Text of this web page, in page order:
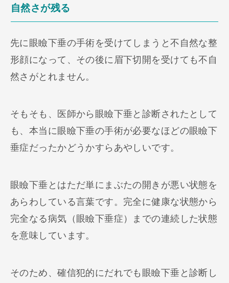
自然さが残る
先に眼瞼下垂の手術を受けてしまうと不自然な整
形顔になって、その後に眉下切開を受けても不自
然さがとれません。
そもそも、医師から眼瞼下垂と診断されたとして
も、本当に眼瞼下垂の手術が必要なほどの眼瞼下
垂症だったかどうかすらあやしいです。
眼瞼下垂とはただ単にまぶたの開きが悪い状態を
あらわしている言葉です。完全に健康な状態から
完全なる病気（眼瞼下垂症）までの連続した状態
を意味しています。
そのため、確信犯的にだれでも眼瞼下垂と診断し